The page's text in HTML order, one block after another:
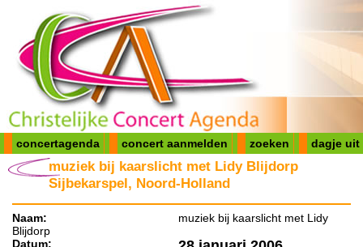
concertagenda concert aanmelden zoeken dagje uit
muziek bij kaarslicht met Lidy Blijdorp
Sijbekarspel, Noord-Holland
Naam:
muziek bij kaarslicht met Lidy
Blijdorp
Datum: